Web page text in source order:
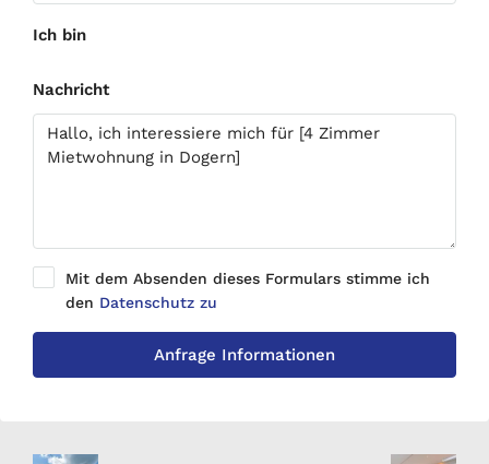
Ich bin
Nachricht
Mit dem Absenden dieses Formulars stimme ich
den Datenschutz zu
Anfrage Informationen